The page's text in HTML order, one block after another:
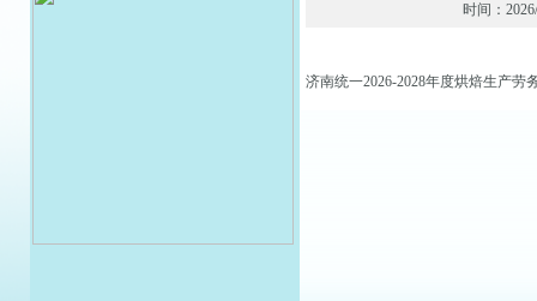
时间：
济南统一2026-2028年度烘焙生产劳